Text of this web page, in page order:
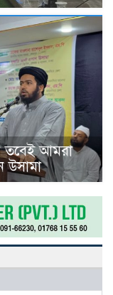
তবেই আমরা
উসামা